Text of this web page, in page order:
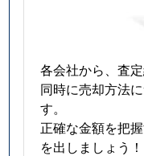
各会社から、査
同時に売却方法
す。
正確な金額を把
を出しましょう！